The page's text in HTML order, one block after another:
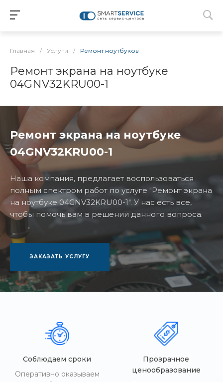
Главная / Услуги / Ремонт ноутбуков
Ремонт экрана на ноутбуке
04GNV32KRU00-1
Ремонт экрана на ноутбуке
04GNV32KRU00-1
Наша компания, предлагает воспользоваться
полным спектром работ по услуге "Ремонт экрана
на ноутбуке 04GNV32KRU00-1". У нас есть все,
чтобы помочь вам в решении данного вопроса.
ЗАКАЗАТЬ УСЛУГУ
Соблюдаем сроки
Оперативно оказываем
Прозрачное
ценообразование